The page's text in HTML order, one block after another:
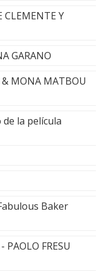
CLEMENTE Y
GARANO
MONA MATBOU
la película
Baker
FRESU